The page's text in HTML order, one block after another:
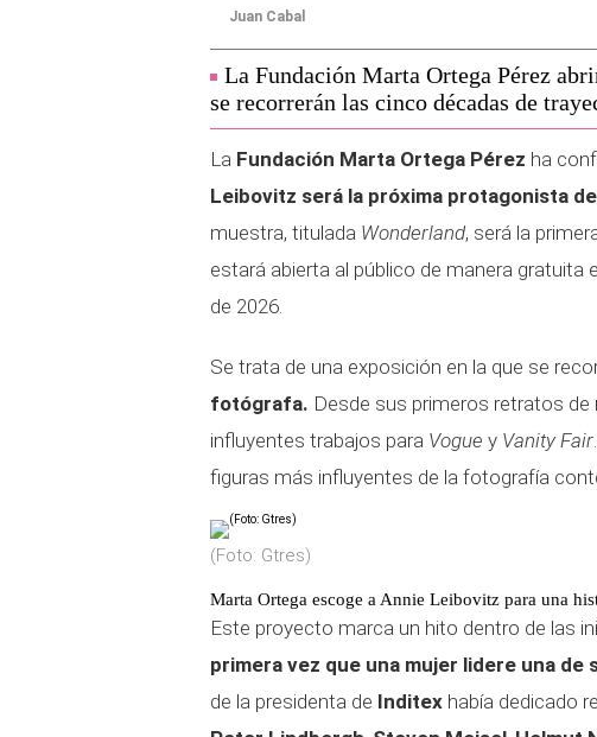
Juan Cabal
La Fundación Marta Ortega Pérez
se recorrerán las cinco décadas de
La Fundación Marta Ortega Pérez ha
Leibovitz será la próxima protagonista
muestra, titulada Wonderland, será la
estará abierta al público de manera gratuita
de 2026.
Se trata de una exposición en la que se
fotógrafa. Desde sus primeros retratos
influyentes trabajos para Vogue y Vanity Fair
figuras más influyentes de la fotografía
(Foto: Gtres)
Marta Ortega escoge a Annie Leibovitz para una
Este proyecto marca un hito dentro de las
primera vez que una mujer lidere una de
de la presidenta de Inditex había dedicado